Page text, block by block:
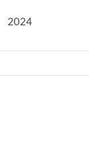
2024